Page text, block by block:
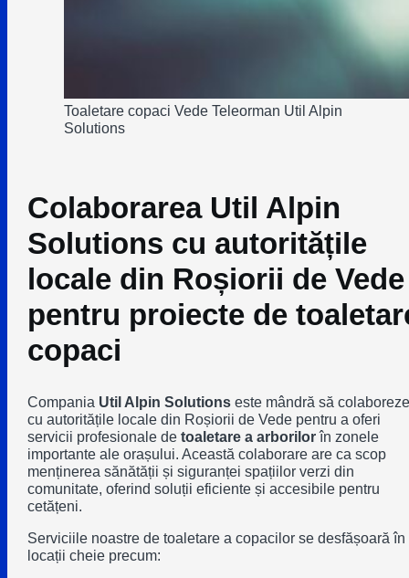
Toaletare copaci Vede Teleorman Util Alpin
Solutions
Colaborarea Util Alpin
Solutions cu autoritățile
locale din Roșiorii de Vede
pentru proiecte de
copaci
Compania Util Alpin Solutionseste mândră să colaboreze
cu autoritățile locale din Roșiorii de Vedepentru a oferi
servicii profesionale de toaletare a arborilorîn zonele
importante ale orașului. Această colaborare are ca scop
menținerea sănătății și siguranței spațiilor verzi din
comunitate, oferind soluții eficiente și accesibile pentru
cetățeni.
Serviciile noastre de toaletare a copacilor se desfășoară în
locații cheie precum: